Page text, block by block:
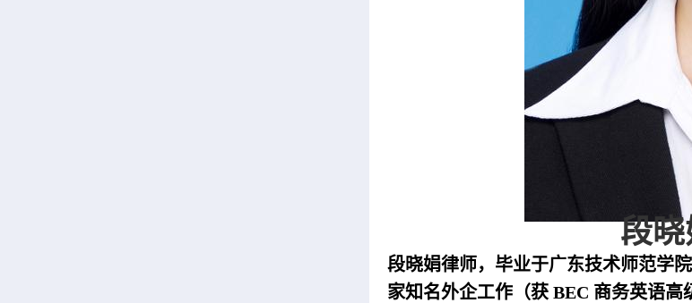
段晓娟律
段晓娟律师，毕业于广东技术师范学
家知名外企工作（获 BEC 商务英语高